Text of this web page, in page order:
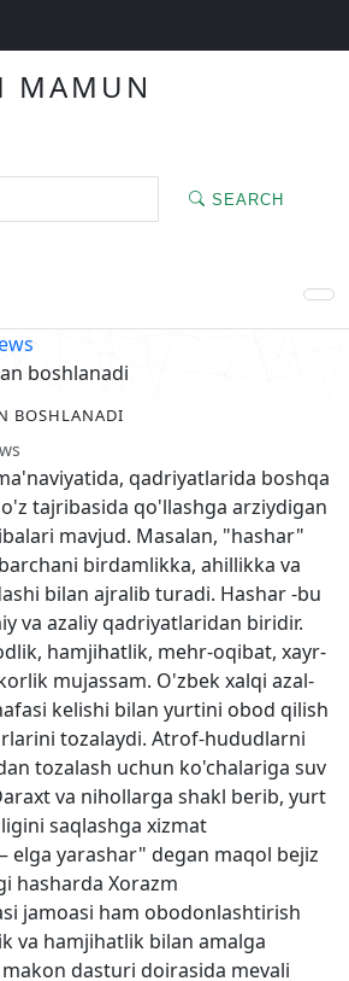
MAMUN
SEARCH
boshlanadi
BOSHLANADI
qadriyatlarida boshqa
tajribasida qo'llashga arziydigan
mavjud. Masalan, "hashar"
birdamlikka, ahillikka va
bilan ajralib turadi. Hashar -bu
va azaliy qadriyatlaridan biridir.
hamjihatlik, mehr-oqibat, xayr-
mujassam. O'zbek xalqi azal-
kelishi bilan yurtini obod qilish
tozalaydi. Atrof-hududlarni
tozalash uchun ko'chalariga suv
va nihollarga shakl berib, yurt
saqlashga xizmat
elga yarashar" degan maqol bejiz
hasharda Xorazm
jamoasi ham obodonlashtirish
va hamjihatlik bilan amalga
dasturi doirasida mevali